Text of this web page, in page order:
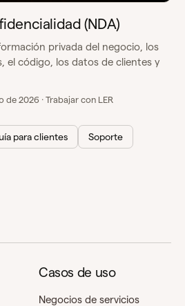
(NDA)
privada del negocio, los
el código, los datos de clientes y
de 2026 · Trabajar con LER
para clientes Soporte
Casos de uso
Negocios de servicios